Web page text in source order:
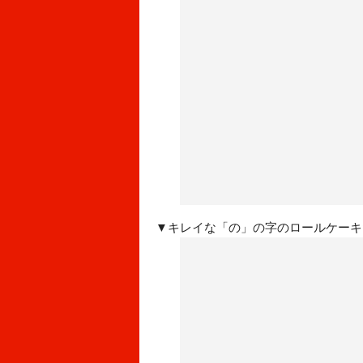
▼キレイな「の」の字のロールケー